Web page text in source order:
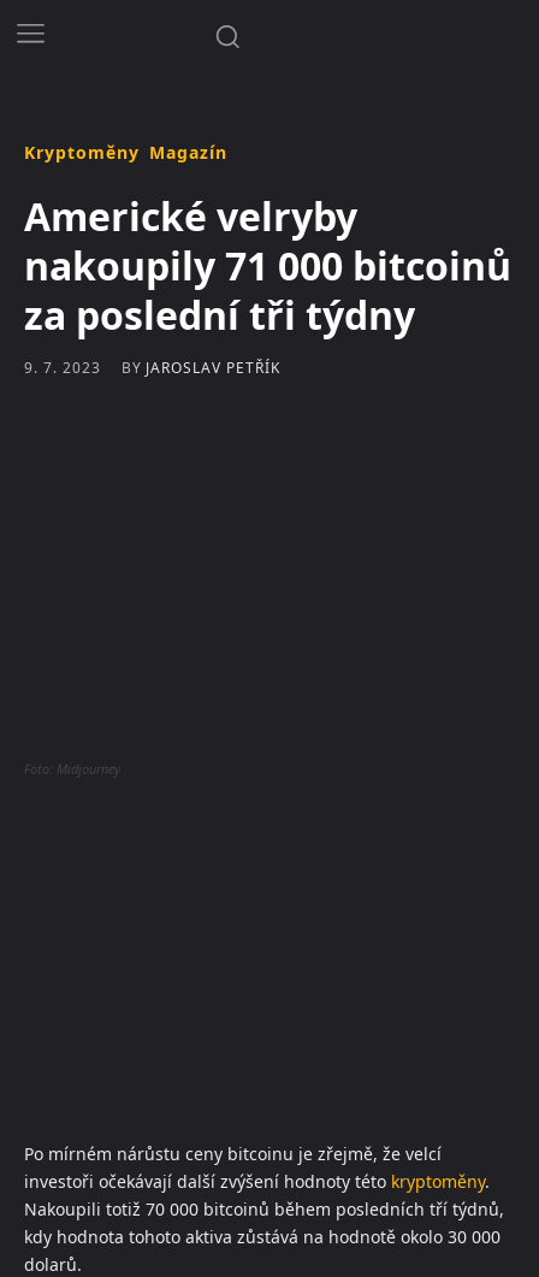
Kryptoměny Magazín
Americké velryby
nakoupily 71 000 bitcoinů
za poslední tři týdny
9. 7. 2023 BY JAROSLAV PETŘÍK
Foto: Midjourney
Po mírném nárůstu ceny bitcoinu je zřejmě, že velcí
investoři očekávají další zvýšení hodnoty této kryptoměny.
Nakoupili totiž 70 000 bitcoinů během posledních tří týdnů,
kdy hodnota tohoto aktiva zůstává na hodnotě okolo 30 000
dolarů.